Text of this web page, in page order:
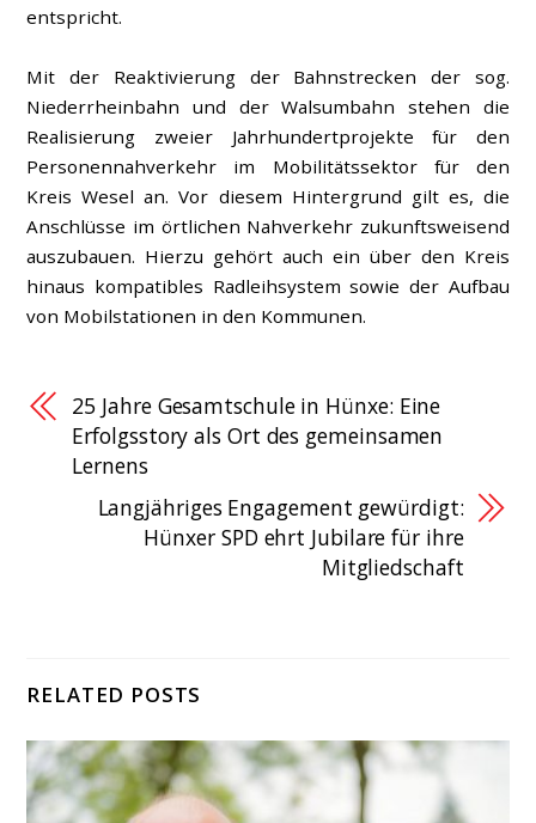
entspricht.
Mit der Reaktivierung der Bahnstrecken der sog.
Niederrheinbahn und der Walsumbahn stehen die
Realisierung zweier Jahrhundertprojekte für den
Personennahverkehr im Mobilitätssektor für den
Kreis Wesel an. Vor diesem Hintergrund gilt es, die
Anschlüsse im örtlichen Nahverkehr zukunftsweisend
auszubauen. Hierzu gehört auch ein über den Kreis
hinaus kompatibles Radleihsystem sowie der Aufbau
von Mobilstationen in den Kommunen.
25 Jahre Gesamtschule in Hünxe: Eine
Erfolgsstory als Ort des gemeinsamen
Lernens
Langjähriges Engagement gewürdigt:
Hünxer SPD ehrt Jubilare für ihre
Mitgliedschaft
RELATED POSTS